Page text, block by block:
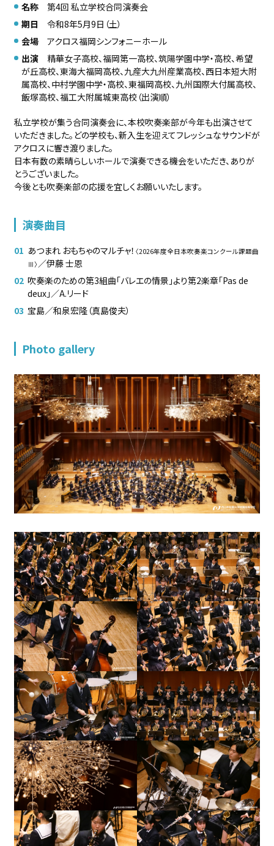
名称第4回 私立学校合同演奏会
期日 令和8年5月9日（土）
会場アクロス福岡シンフォニーホール
出演精華女子高校、福岡第一高校、筑陽学園中学・高校、希望
が丘高校、東海大福岡高校、九産大九州産業高校、西日本短大附
属高校、中村学園中学・高校、東福岡高校、九州国際大付属高校、
飯塚高校、福工大附属城東高校（出演順）
私立学校が集う合同演奏会に、本校吹奏楽部が今年も出演させて
いただきました。どの学校も、新入生を迎えてフレッシュなサウンドが
アクロスに響き渡りました。
日本有数の素晴らしいホールで演奏できる機会をいただき、ありが
とうございました。
今後とも吹奏楽部の応援を宜しくお願いいたします。
演奏曲目
あつまれ おもちゃのマルチャ！ 〈2026年度全日本吹奏楽コンクール課題曲
Ⅲ〉 ／伊藤 士恩
吹奏楽のための第3組曲「バレエの情景」より第2楽章「Pas de
deux」／A.リード
宝島／和泉宏隆（真島俊夫）
Photo gallery